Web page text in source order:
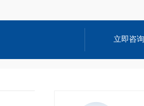
立即咨询